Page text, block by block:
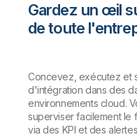
Gardez un œil
de toute
Concevez, exécutez et
d'intégration dans des
environnements cloud.
superviser facilement le
via des KPI et des